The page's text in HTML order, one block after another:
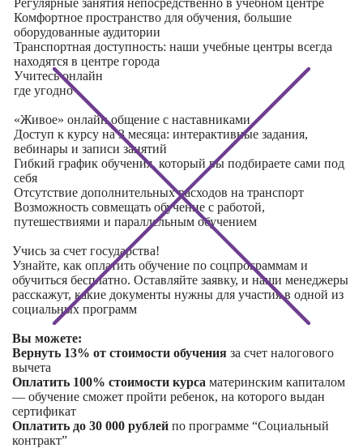
Регулярные занятия непосредственно в учебном центре
Комфортное пространство для обучения, большие
оборудованные аудитории
Транспортная доступность: наши учебные центры всегда
находятся в центре города
Учитесьонлайн
где угодно
«Живое» онлайн общение с наставниками
Доступ к курсу на 3 месяца: интерактивные задания,
вебинары и записи занятий
Гибкий график обучения, который вы подбираете сами под
себя
Отсутствие дополнительных расходов на транспорт
Возможность совмещать обучение с работой,
путешествиями и параллельным обучением
Учись за счет государства!
Узнайте, как оплатить обучение по соцпрограммам и
обучиться бесплатно. Оставляйте заявку, и наши менеджеры
расскажут, какие документы нужны для участия в одной из
социальных программ
Вы можете:
Вернуть 13% от стоимости обучения за счет налогового
вычета
Оплатить 100% стоимости курса материнским капиталом
— обучение сможет пройти ребенок, на которого выдан
сертификат
Оплатить до 30 000 рублей по программе “Социальный
контракт”